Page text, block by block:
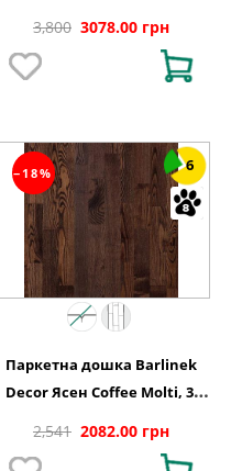
3,800 3078.00 грн
−18% 6
Паркетна дошка Barlinek
Decor Ясен Coffee Molti, 3-
2,541 2082.00 грн